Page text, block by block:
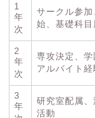
1
年
次
サークル参
始、基礎科目
2
年
次
専攻決定、学
アルバイト経
3
年
研究室配属、
活動